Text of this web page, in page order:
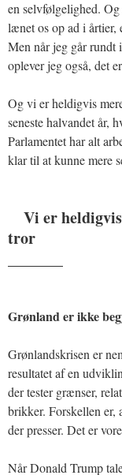
en selvfølgelighed.
lænet os op ad i
Men når jeg går rundt
oplever jeg også, det
Og vi er heldigvis
seneste halvandet år,
Parlamentet har alt
klar til at kunne mere
Vi er
tror
Grønland er ikke
Grønlandskrisen er
resultatet af en
der tester grænser,
brikker. Forskellen er,
der presser. Det er
Når Donald Trump